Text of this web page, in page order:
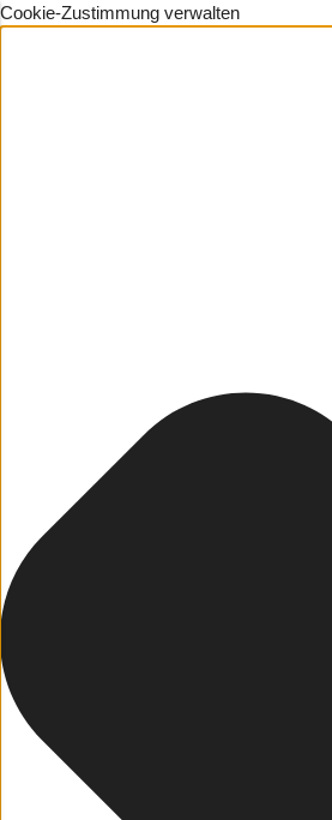
Cookie-Zustimmung verwalten